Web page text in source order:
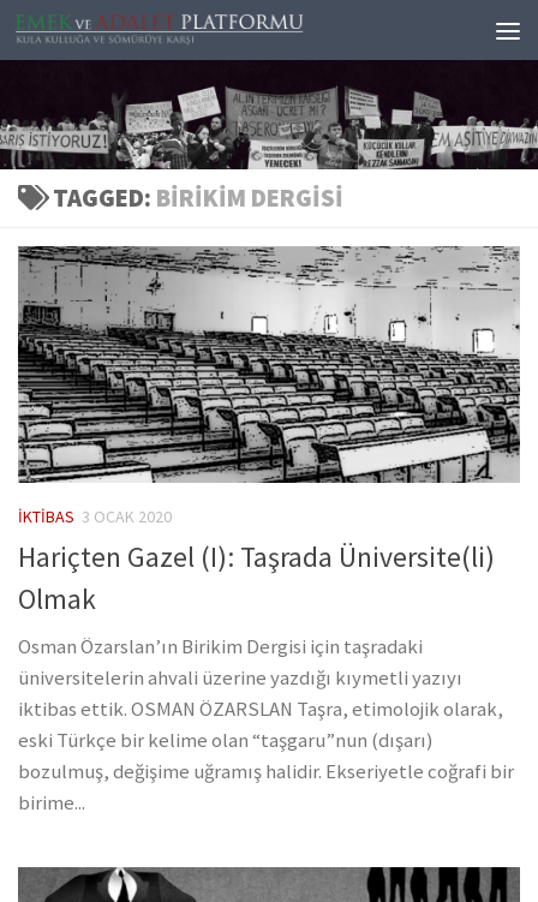
Skip to content
TAGGED: BIRIKIM DERGISI
İKTIBAS 3 OCAK 2020
Hariçten Gazel (I): Taşrada Üniversite(li)
Olmak
Osman Özarslan’ın Birikim Dergisi için taşradaki
üniversitelerin ahvali üzerine yazdığı kıymetli yazıyı
iktibas ettik. OSMAN ÖZARSLAN Taşra, etimolojik olarak,
eski Türkçe bir kelime olan “taşgaru”nun (dışarı)
bozulmuş, değişime uğramış halidir. Ekseriyetle coğrafi bir
birime...